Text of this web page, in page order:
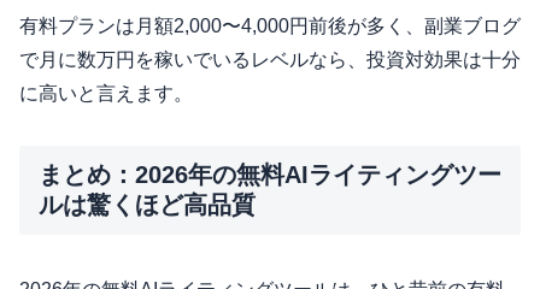
有料プランは月額2,000〜4,000円前後が多く、副業ブログ
で月に数万円を稼いでいるレベルなら、投資対効果は十分
に高いと言えます。
まとめ：2026年の無料AIライティングツー
ルは驚くほど高品質